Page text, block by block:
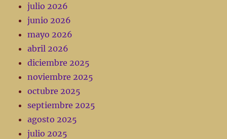
julio 2026
junio 2026
mayo 2026
abril 2026
diciembre 2025
noviembre 2025
octubre 2025
septiembre 2025
agosto 2025
julio 2025